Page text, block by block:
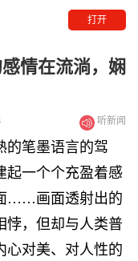
打开
情在流淌，娴
听新闻
的笔墨语言的驾
起一个个充盈着感
……画面透射出的
悖，但却与人类普
心对美、对人性的